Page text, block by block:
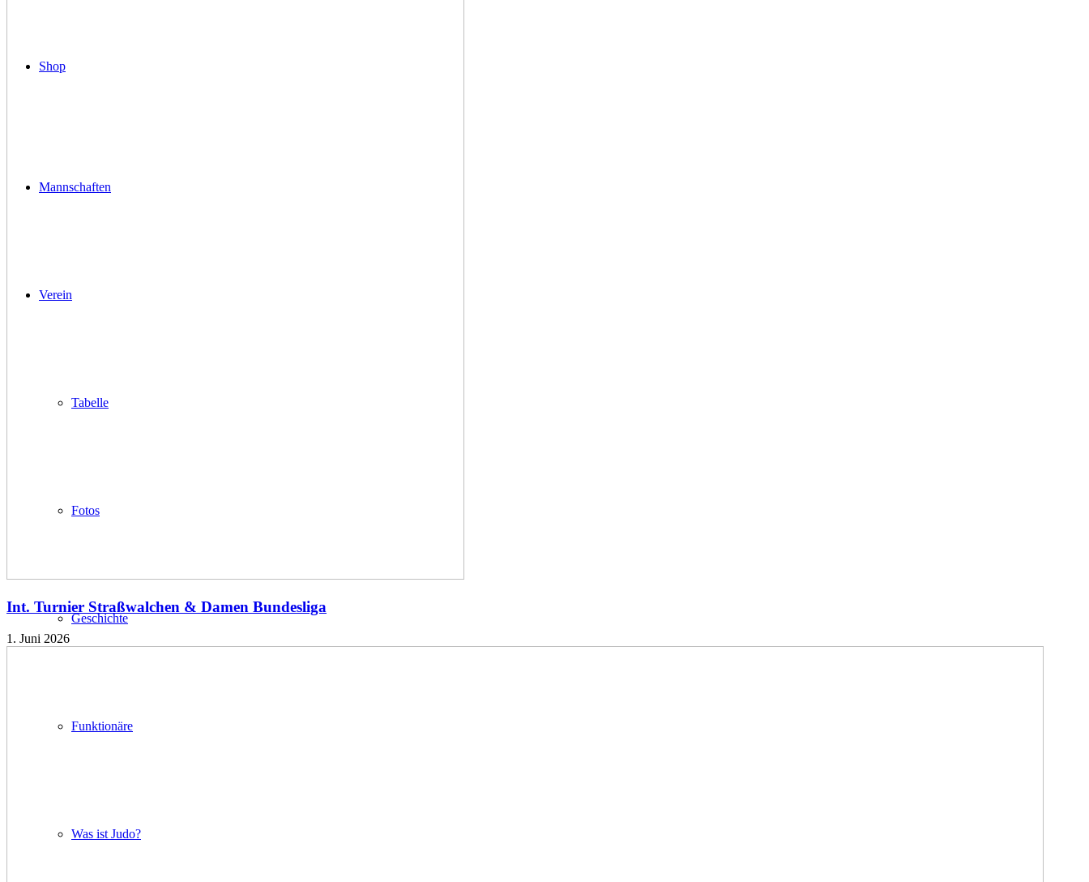
Shop
Mannschaften
Verein
Tabelle
Fotos
Geschichte
Funktionäre
Was ist Judo?
Int. Turnier Straßwalchen & Damen Bundesliga
1. Juni 2026